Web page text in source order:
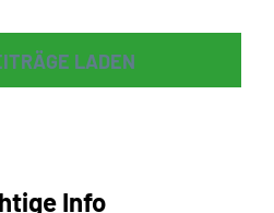
LADEN
Info